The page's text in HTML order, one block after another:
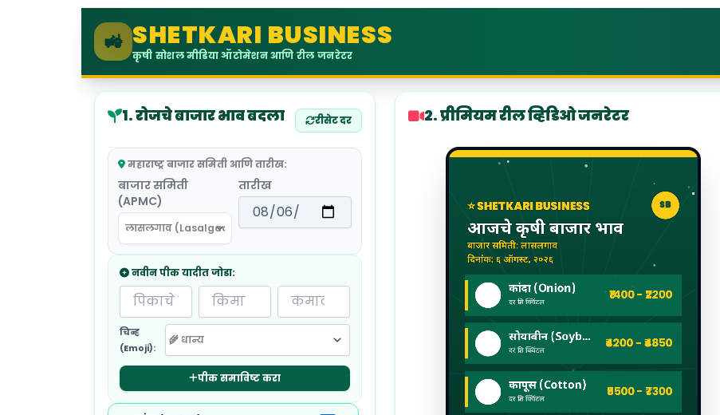
🚜 SHETKARI BUSINESS
कृषी सोशल मीडिया ऑटोमेशन आणि रील जनरेटर
१. रोजचे बाजार भाव बदला रीसेट दर
महाराष्ट्र बाजार समिती आणि तारीख:
बाजार समिती
(APMC)
तारीख
नवीन पीक यादीत जोडा:
चिन्ह
(Emoji):
पीक समाविष्ट करा
२. प्रीमियम रील व्हिडिओ जनरेटर